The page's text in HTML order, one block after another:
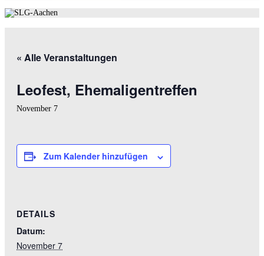
« Alle Veranstaltungen
Leofest, Ehemaligentreffen
November 7
Zum Kalender hinzufügen
DETAILS
Datum:
November 7